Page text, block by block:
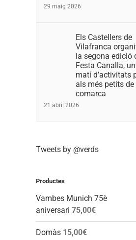
29 maig 2026
Els Castellers de
Vilafranca
la segona edició
Festa Canalla, un
matí d’activitats
als més petits de
comarca
21 abril 2026
Tweets by @verds
Productes
Vambes Munich 75è
aniversari 75,00€
Domàs 15,00€